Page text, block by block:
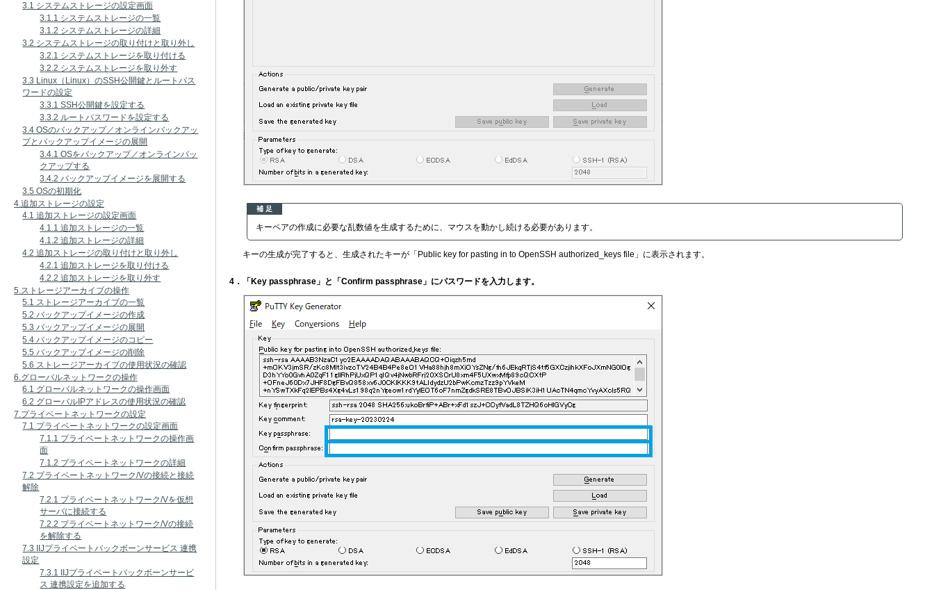
3.1 システムストレージの設定画面
3.1.1 システムストレージの一覧
3.1.2 システムストレージの詳細
3.2 システムストレージの取り付けと取り外し
3.2.1 システムストレージを取り付ける
3.2.2 システムストレージを取り外す
3.3 Linux（Linux）のSSH公開鍵とルートパス
ワードの設定
3.3.1 SSH公開鍵を設定する
3.3.2 ルートパスワードを設定する
3.4 OSのバックアップ／オンラインバックアッ
プとバックアップイメージの展開
3.4.1 OSをバックアップ／オンラインバッ
クアップする
3.4.2 バックアップイメージを展開する
3.5 OSの初期化
4.追加ストレージの設定
4.1 追加ストレージの設定画面
4.1.1 追加ストレージの一覧
4.1.2 追加ストレージの詳細
4.2 追加ストレージの取り付けと取り外し
4.2.1 追加ストレージを取り付ける
4.2.2 追加ストレージを取り外す
5.ストレージアーカイブの操作
5.1 ストレージアーカイブの一覧
5.2 バックアップイメージの作成
5.3 バックアップイメージの展開
5.4 バックアップイメージのコピー
5.5 バックアップイメージの削除
5.6 ストレージアーカイブの使用状況の確認
6.グローバルネットワークの操作
6.1 グローバルネットワークの操作画面
6.2 グローバルIPアドレスの使用状況の確認
7.プライベートネットワークの設定
7.1 プライベートネットワークの設定画面
7.1.1 プライベートネットワークの操作画
面
7.1.2 プライベートネットワークの詳細
7.2 プライベートネットワーク/Vの接続と接続
解除
7.2.1 プライベートネットワーク/Vを仮想
サーバに接続する
7.2.2 プライベートネットワーク/Vの接続
を解除する
7.3 IIJプライベートバックボーンサービス 連携
設定
7.3.1 IIJプライベートバックボーンサービ
ス 連携設定を追加する
補 足
キーペアの作成に必要な乱数値を生成するために、マウスを動かし続ける必要があります。
キーの生成が完了すると、生成されたキーが「Public key for pasting in to OpenSSH authorized_keys file」に表示されます。
4．「Key passphrase」と「Confirm passphrase」にパスワードを入力します。